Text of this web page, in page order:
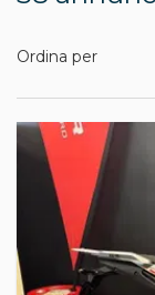
Ordina per